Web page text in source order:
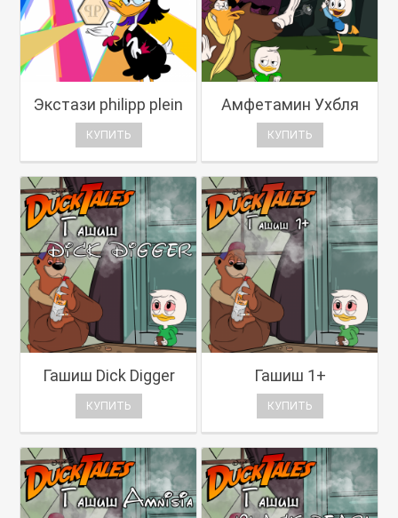
Экстази philipp plein
КУПИТЬ
Амфетамин Ухбля
КУПИТЬ
Гашиш Dick Digger
КУПИТЬ
Гашиш 1+
КУПИТЬ